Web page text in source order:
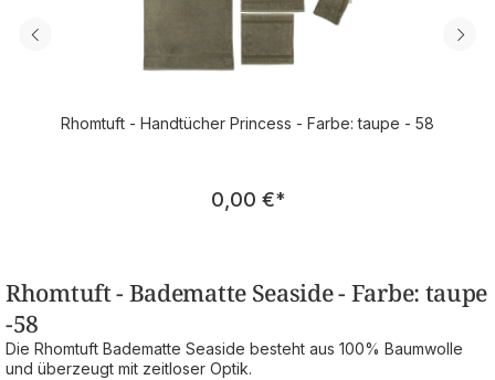
Rhomtuft - Handtücher Princess - Farbe: taupe - 58
Regulärer Preis:
0,00 €*
Rhomtuft - Badematte Seaside - Farbe: taupe
-58
Die Rhomtuft Badematte Seaside besteht aus 100% Baumwolle
und überzeugt mit zeitloser Optik.